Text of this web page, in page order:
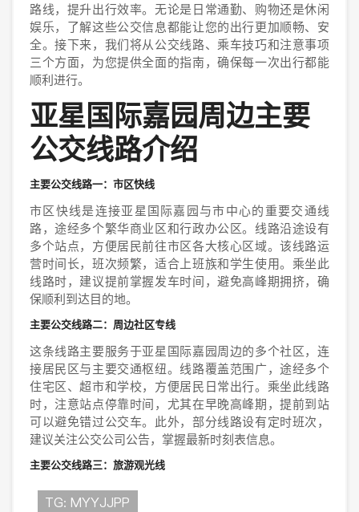
路线，提升出行效率。无论是日常通勤、购物还是休闲
娱乐，了解这些公交信息都能让您的出行更加顺畅、安
全。接下来，我们将从公交线路、乘车技巧和注意事项
三个方面，为您提供全面的指南，确保每一次出行都能
顺利进行。
亚星国际嘉园周边主要
公交线路介绍
主要公交线路一：市区快线
市区快线是连接亚星国际嘉园与市中心的重要交通线
路，途经多个繁华商业区和行政办公区。线路沿途设有
多个站点，方便居民前往市区各大核心区域。该线路运
营时间长，班次频繁，适合上班族和学生使用。乘坐此
线路时，建议提前掌握发车时间，避免高峰期拥挤，确
保顺利到达目的地。
主要公交线路二：周边社区专线
这条线路主要服务于亚星国际嘉园周边的多个社区，连
接居民区与主要交通枢纽。线路覆盖范围广，途经多个
住宅区、超市和学校，方便居民日常出行。乘坐此线路
时，注意站点停靠时间，尤其在早晚高峰期，提前到站
可以避免错过公交车。此外，部分线路设有定时班次，
建议关注公交公司公告，掌握最新时刻表信息。
主要公交线路三：旅游观光线